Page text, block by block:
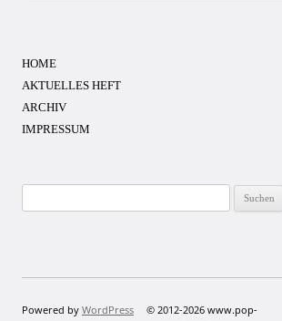
HOME
AKTUELLES HEFT
ARCHIV
IMPRESSUM
nach:
Powered by WordPress
© 2012-2026 www.pop-